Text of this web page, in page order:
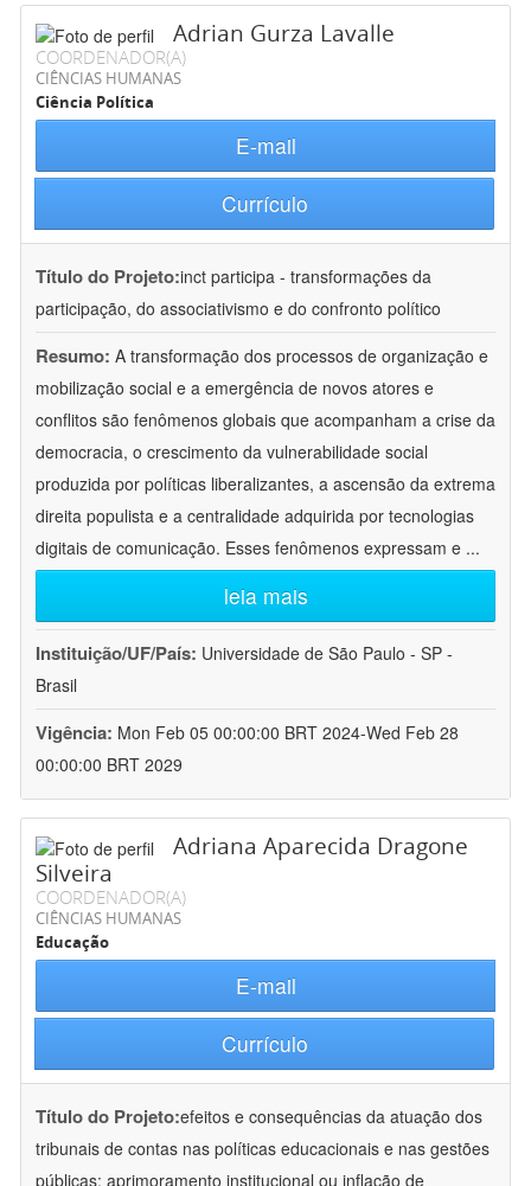
Adrian Gurza Lavalle
COORDENADOR(A)
CIÊNCIAS HUMANAS
Ciência Política
E-mail
Currículo
Título do Projeto:inct participa - transformações da
participação, do associativismo e do confronto político
Resumo: A transformação dos processos de organização e
mobilização social e a emergência de novos atores e
conflitos são fenômenos globais que acompanham a crise da
democracia, o crescimento da vulnerabilidade social
produzida por políticas liberalizantes, a ascensão da extrema
direita populista e a centralidade adquirida por tecnologias
digitais de comunicação. Esses fenômenos expressam e ...
leia mais
Instituição/UF/País: Universidade de São Paulo - SP -
Brasil
Vigência: Mon Feb 05 00:00:00 BRT 2024-Wed Feb 28
00:00:00 BRT 2029
Adriana Aparecida Dragone
Silveira
COORDENADOR(A)
CIÊNCIAS HUMANAS
Educação
E-mail
Currículo
Título do Projeto:efeitos e consequências da atuação dos
tribunais de contas nas políticas educacionais e nas gestões
públicas: aprimoramento institucional ou inflação de